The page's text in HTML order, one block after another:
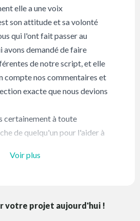
elle a une voix
son attitude et sa volonté
qui l'ont fait passer au
avons demandé de faire
de notre script, et elle
compte nos commentaires et
exacte que nous devions
certainement à toute
de quelqu'un pour l'aider à
Voir plus
votre projet aujourd'hui !